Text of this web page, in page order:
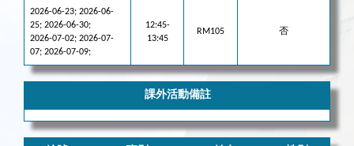
2026-06-23; 2026-06-
25; 2026-06-30;
2026-07-02; 2026-07-
07; 2026-07-09;
12:45-
13:45
RM105 否
課外活動備註